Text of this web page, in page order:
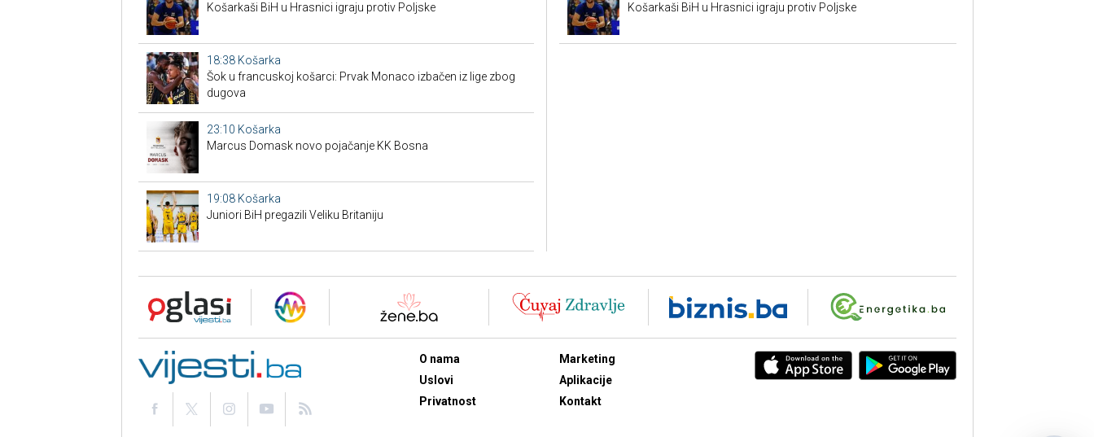
Košarkaši BiH u Hrasnici igraju protiv Poljske
18:38 Košarka
Šok u francuskoj košarci: Prvak Monaco izbačen iz lige zbog
dugova
23:10 Košarka
Marcus Domask novo pojačanje KK Bosna
19:08 Košarka
Juniori BiH pregazili Veliku Britaniju
Košarkaši BiH u Hrasnici igraju protiv Poljske
O nama
Uslovi
Privatnost
Marketing
Aplikacije
Kontakt